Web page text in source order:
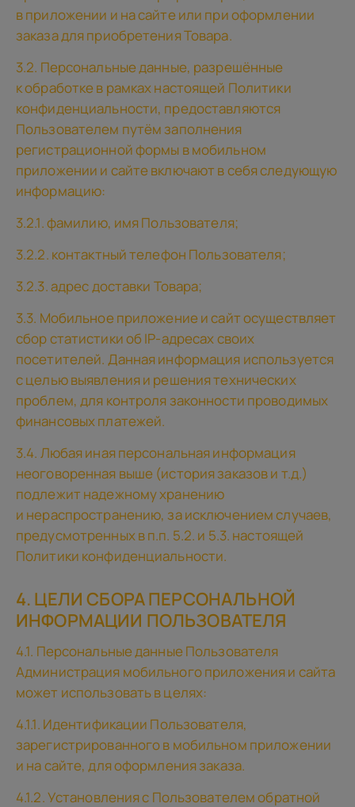
в приложении и на сайте или при оформлении
заказа для приобретения Товара.
3.2. Персональные данные, разрешённые
к обработке в рамках настоящей Политики
конфиденциальности, предоставляются
Пользователем путём заполнения
регистрационной формы в мобильном
приложении и сайте включают в себя следующую
информацию:
3.2.1. фамилию, имя Пользователя;
3.2.2. контактный телефон Пользователя;
3.2.3. адрес доставки Товара;
3.3. Мобильное приложение и сайт осуществляет
сбор статистики об IP-адресах своих
посетителей. Данная информация используется
с целью выявления и решения технических
проблем, для контроля законности проводимых
финансовых платежей.
3.4. Любая иная персональная информация
неоговоренная выше (история заказов и т.д.)
подлежит надежному хранению
и нераспространению, за исключением случаев,
предусмотренных в п.п. 5.2. и 5.3. настоящей
Политики конфиденциальности.
4. ЦЕЛИ СБОРА ПЕРСОНАЛЬНОЙ
ИНФОРМАЦИИ ПОЛЬЗОВАТЕЛЯ
4.1. Персональные данные Пользователя
Администрация мобильного приложения и сайта
может использовать в целях:
4.1.1. Идентификации Пользователя,
зарегистрированного в мобильном приложении
и на сайте, для оформления заказа.
4.1.2. Установления с Пользователем обратной